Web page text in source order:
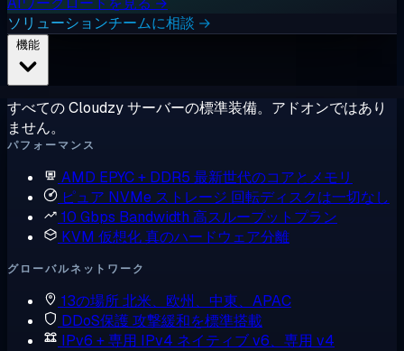
ソリューションチームに相談 →
すべての Cloudzy サーバーの標準装備。アドオンではあり
ません。
パフォーマンス
AMD EPYC + DDR5 最新世代のコアとメモリ
ピュア NVMe ストレージ 回転ディスクは一切なし
10 Gbps Bandwidth 高スループットプラン
KVM 仮想化真のハードウェア分離
グローバルネットワーク
13の場所北米、欧州、中東、APAC
DDoS保護攻撃緩和を標準搭載
IPv6 + 専用 IPv4 ネイティブ v6、専用 v4